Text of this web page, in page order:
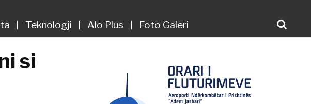
Teknologji Alo Plus Foto Galeri
si